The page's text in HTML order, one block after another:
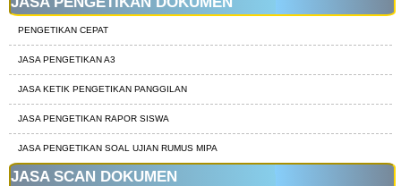
PENGETIKAN CEPAT
JASA PENGETIKAN A3
JASA KETIK PENGETIKAN PANGGILAN
JASA PENGETIKAN RAPOR SISWA
JASA PENGETIKAN SOAL UJIAN RUMUS MIPA
JASA SCAN DOKUMEN